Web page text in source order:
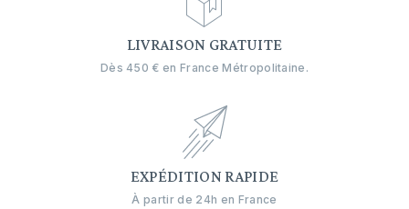
LIVRAISON GRATUITE
Dès 450 € en France Métropolitaine.
EXPÉDITION RAPIDE
À partir de 24h en France